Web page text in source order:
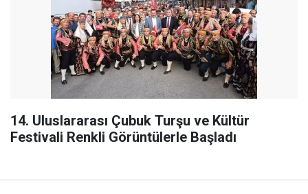
14. Uluslararası Çubuk Turşu ve Kültür
Festivali Renkli Görüntülerle Başladı